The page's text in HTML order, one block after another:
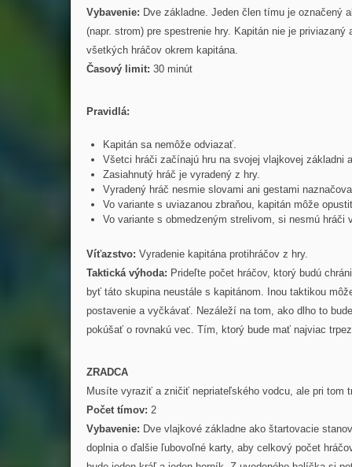
Vybavenie: Dve základne. Jeden člen tímu je označený
(napr. strom) pre spestrenie hry. Kapitán nie je
všetkých hráčov okrem kapitána.
Časový limit: 30 minút
Pravidlá:
Kapitán sa nemôže odviazať.
Všetci hráči začínajú hru na svojej vlajkovej základni
Zasiahnutý hráč je vyradený z hry.
Vyradený hráč nesmie slovami ani gestami
Vo variante s uviazanou zbraňou, kapitán môže
Vo variante s obmedzeným strelivom, si nesmú
Víťazstvo: Vyradenie kapitána protihráčov z hry.
Taktická výhoda: Prideľte počet hráčov, ktorý budú
byť táto skupina neustále s kapitánom. Inou taktikou
postavenie a vyčkávať. Nezáleží na tom, ako dlho to
pokúšať o rovnakú vec. Tím, ktorý bude mať najviac
ZRADCA
Musíte vyraziť a zničiť nepriateľského vodcu, ale pri tom
Počet tímov: 2
Vybavenie: Dve vlajkové základne ako štartovacie
doplnia o ďalšie ľubovoľné karty, aby celkový počet